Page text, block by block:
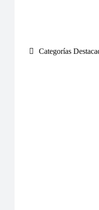
Categorías